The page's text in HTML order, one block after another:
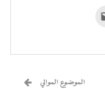
الإلكتروني
الموضوع الموالي